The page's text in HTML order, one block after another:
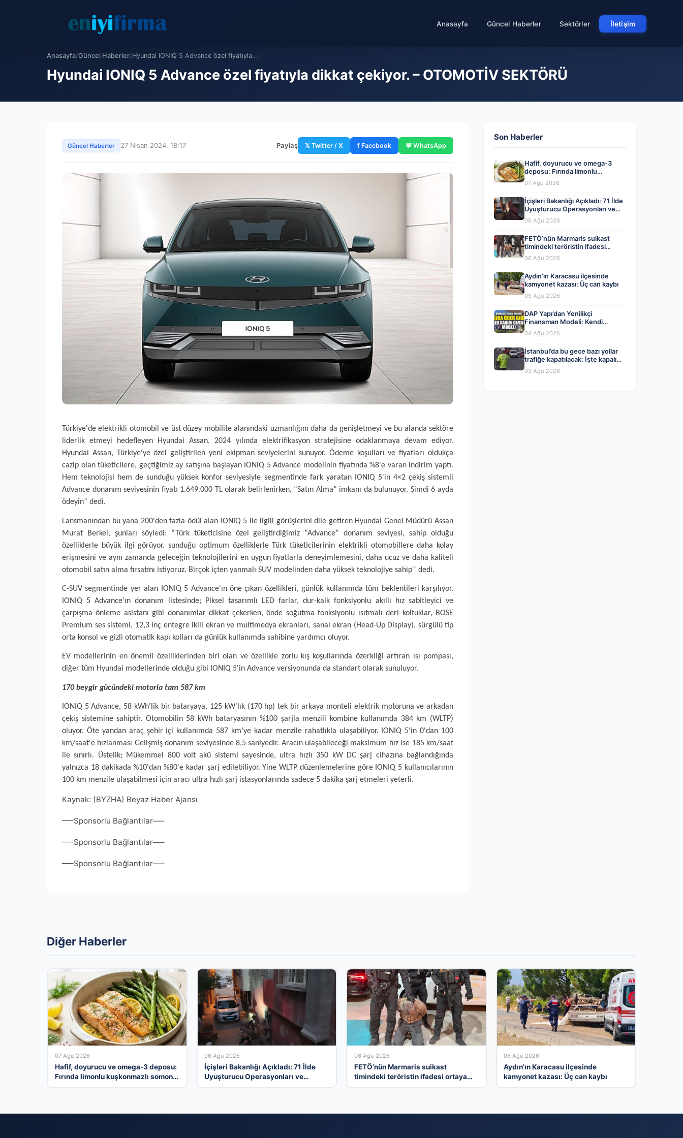
Anasayfa Güncel Haberler Sektörler İletişim
Anasayfa/Güncel Haberler/Hyundai IONIQ 5 Advance özel fiyatıyla...
Hyundai IONIQ 5 Advance özel fiyatıyla dikkat çekiyor. – OTOMOTİV SEKTÖRÜ
Güncel Haberler 27 Nisan 2024, 18:17 Paylaş 𝕏 Twitter / X f Facebook 💬 WhatsApp
Türkiye'de elektrikli otomobil ve üst düzey mobilite alanındaki uzmanlığını daha da genişletmeyi ve bu alanda sektöre
liderlik etmeyi hedefleyen Hyundai Assan, 2024 yılında elektrifikasyon stratejisine odaklanmaya devam ediyor.
Hyundai Assan, Türkiye'ye özel geliştirilen yeni ekipman seviyelerini sunuyor. Ödeme koşulları ve fiyatları oldukça
cazip olan tüketicilere, geçtiğimiz ay satışına başlayan IONIQ 5 Advance modelinin fiyatında %8'e varan indirim yaptı.
Hem teknolojisi hem de sunduğu yüksek konfor seviyesiyle segmentinde fark yaratan IONIQ 5'in 4×2 çekiş sistemli
Advance donanım seviyesinin fiyatı 1.649.000 TL olarak belirlenirken, “Satın Alma” imkanı da bulunuyor. Şimdi 6 ayda
ödeyin” dedi.
Lansmanından bu yana 200'den fazla ödül alan IONIQ 5 ile ilgili görüşlerini dile getiren Hyundai Genel Müdürü Assan
Murat Berkel, şunları söyledi: “Türk tüketicisine özel geliştirdiğimiz “Advance” donanım seviyesi, sahip olduğu
özelliklerle büyük ilgi görüyor. sunduğu optimum özelliklerle Türk tüketicilerinin elektrikli otomobillere daha kolay
erişmesini ve aynı zamanda geleceğin teknolojilerini en uygun fiyatlarla deneyimlemesini, daha ucuz ve daha kaliteli
otomobil satın alma fırsatını istiyoruz. Birçok içten yanmalı SUV modelinden daha yüksek teknolojiye sahip'' dedi.
C-SUV segmentinde yer alan IONIQ 5 Advance'ın öne çıkan özellikleri, günlük kullanımda tüm beklentileri karşılıyor.
IONIQ 5 Advance'ın donanım listesinde; Piksel tasarımlı LED farlar, dur-kalk fonksiyonlu akıllı hız sabitleyici ve
çarpışma önleme asistanı gibi donanımlar dikkat çekerken, önde soğutma fonksiyonlu ısıtmalı deri koltuklar, BOSE
Premium ses sistemi, 12,3 inç entegre ikili ekran ve multimedya ekranları, sanal ekran (Head-Up Display), sürgülü tip
orta konsol ve gizli otomatik kapı kolları da günlük kullanımda sahibine yardımcı oluyor.
EV modellerinin en önemli özelliklerinden biri olan ve özellikle zorlu kış koşullarında özerkliği artıran ısı pompası,
diğer tüm Hyundai modellerinde olduğu gibi IONIQ 5'in Advance versiyonunda da standart olarak sunuluyor.
170 beygir gücündeki motorla tam 587 km
IONIQ 5 Advance, 58 kWh'lik bir bataryaya, 125 kW'lık (170 hp) tek bir arkaya monteli elektrik motoruna ve arkadan
çekiş sistemine sahiptir. Otomobilin 58 kWh bataryasının %100 şarjla menzili kombine kullanımda 384 km (WLTP)
oluyor. Öte yandan araç şehir içi kullanımda 587 km’ye kadar menzile rahatlıkla ulaşabiliyor. IONIQ 5'in 0'dan 100
km/saat'e hızlanması Gelişmiş donanım seviyesinde 8,5 saniyedir. Aracın ulaşabileceği maksimum hız ise 185 km/saat
ile sınırlı. Üstelik; Mükemmel 800 volt akü sistemi sayesinde, ultra hızlı 350 kW DC şarj cihazına bağlandığında
yalnızca 18 dakikada %10'dan %80'e kadar şarj edilebiliyor. Yine WLTP düzenlemelerine göre IONIQ 5 kullanıcılarının
100 km menzile ulaşabilmesi için aracı ultra hızlı şarj istasyonlarında sadece 5 dakika şarj etmeleri yeterli.
Kaynak: (BYZHA) Beyaz Haber Ajansı
—–Sponsorlu Bağlantılar—–
—–Sponsorlu Bağlantılar—–
—–Sponsorlu Bağlantılar—–
Son Haberler
Hafif, doyurucu ve omega-3
deposu: Fırında limonlu
kuşkonmazlı somon tarifi…
07 Ağu 2026
İçişleri Bakanlığı Açıkladı: 71 İlde
Uyuşturucu Operasyonları ve
Tutuklamalar
06 Ağu 2026
FETÖ’nün Marmaris suikast
timindeki teröristin ifadesi
ortaya çıktı. Gizli toplantıyı
anlattı
06 Ağu 2026
Aydın’ın Karacasu ilçesinde
kamyonet kazası: Üç can kaybı
05 Ağu 2026
DAP Yapı’dan Yenilikçi
Finansman Modeli: Kendi
Kendini Ödeyen Evler Ataşehir
173’te Başladı
04 Ağu 2026
İstanbul’da bu gece bazı yollar
trafiğe kapatılacak: İşte kapalı
yollar ve alternatif güzergahlar
03 Ağu 2026
Diğer Haberler
07 Ağu 2026
Hafif, doyurucu ve omega-3 deposu:
Fırında limonlu kuşkonmazlı somon
06 Ağu 2026
İçişleri Bakanlığı Açıkladı: 71 İlde
Uyuşturucu Operasyonları ve
06 Ağu 2026
FETÖ’nün Marmaris suikast
timindeki teröristin ifadesi ortaya
05 Ağu 2026
Aydın’ın Karacasu ilçesinde
kamyonet kazası: Üç can kaybı